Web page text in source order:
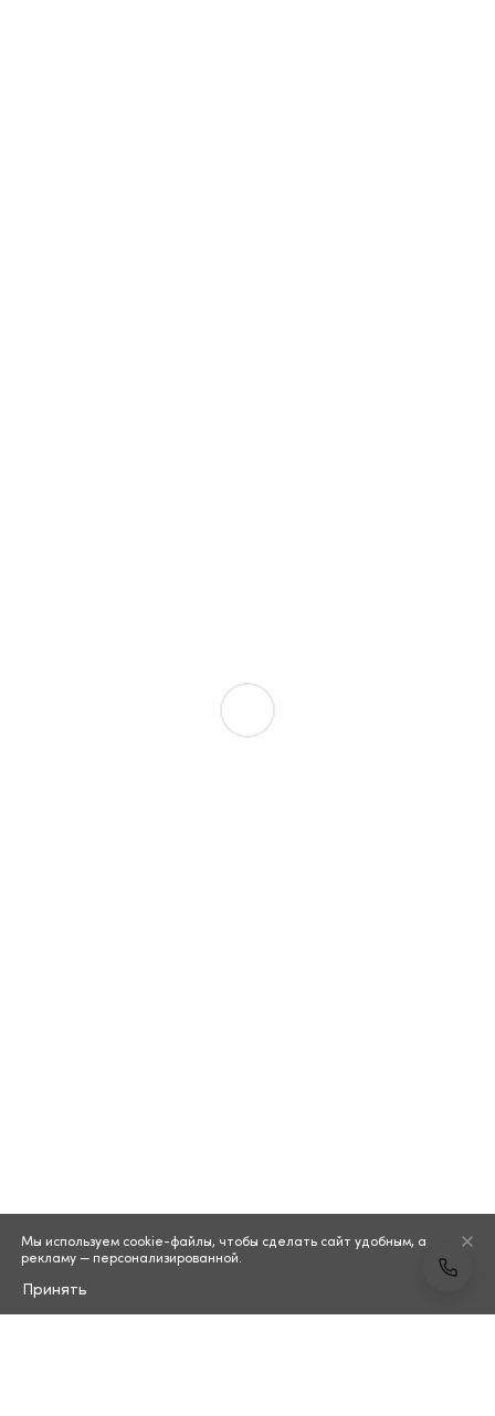
Мы используем cookie-файлы, чтобы сделать сайт удобным, а
рекламу — персонализированной.
Принять